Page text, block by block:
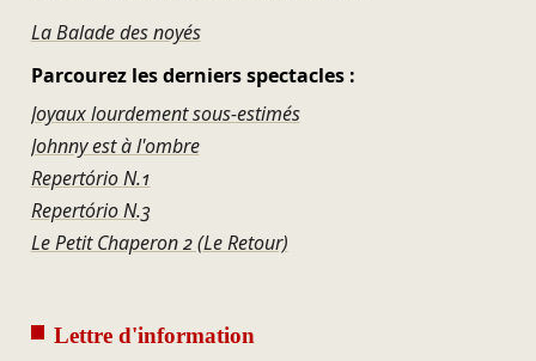
La Balade des noyés
Parcourez les derniers spectacles :
Joyaux lourdement sous-estimés
Johnny est à l'ombre
Repertório N.1
Repertório N.3
Le Petit Chaperon 2 (Le Retour)
Lettre d'information